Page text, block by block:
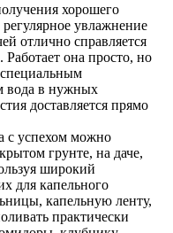
хорошего
увлажнение
отлично справляется
Работает она просто, но
вода в нужных
доставляется прямо
с успехом можно
грунте, на даче,
широкий
для капельного
капельную ленту,
практически